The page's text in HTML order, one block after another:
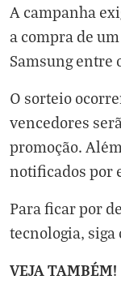
A campanha
a compra de
Samsung entre
O sorteio
vencedores
promoção.
notificados por
Para ficar por
tecnologia, siga
VEJA TAMBÉM!